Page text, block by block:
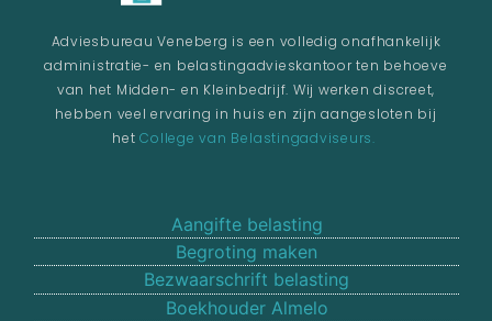
Adviesbureau Veneberg is een volledig onafhankelijk
administratie- en belastingadvieskantoor ten behoeve
van het Midden- en Kleinbedrijf. Wij werken discreet,
hebben veel ervaring in huis en zijn aangesloten bij
hetCollege van Belastingadviseurs.
Aangifte belasting
Begroting maken
Bezwaarschrift belasting
Boekhouder Almelo